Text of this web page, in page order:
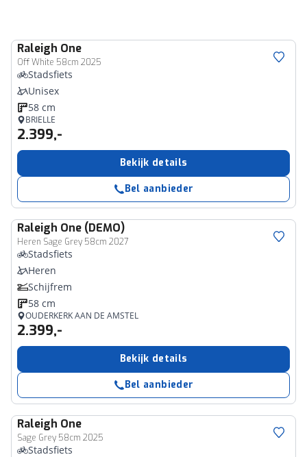
Raleigh One
Off White 58cm 2025
Stadsfiets
Unisex
58 cm
BRIELLE
2.399,-
Bekijk details
Bel aanbieder
Raleigh One (DEMO)
Heren Sage Grey 58cm 2027
Stadsfiets
Heren
Schijfrem
58 cm
OUDERKERK AAN DE AMSTEL
2.399,-
Bekijk details
Bel aanbieder
Raleigh One
Sage Grey 58cm 2025
Stadsfiets